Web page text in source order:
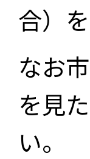
合）
なお
を見
い。